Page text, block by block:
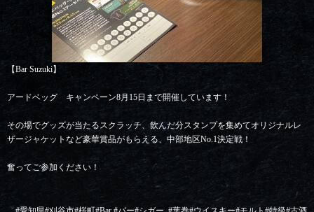
【Bar Suzuki】
アードベッグ キャンペーン8月15日まで開催しています！
その場でグッズが当たるスクラッチ、飲んだ分スタンプを集めてオリジナルレ
ザージャケットなど豪華賞品がもらえる、中部地区No.1決定戦！
奮ってご参加ください！